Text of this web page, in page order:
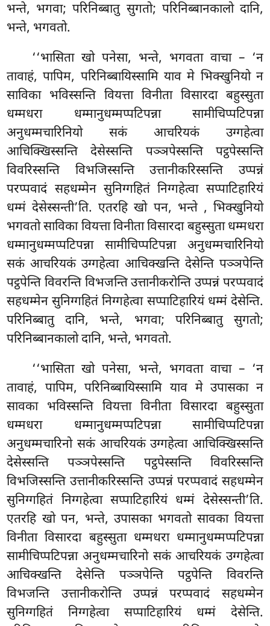
भन्ते, भगवा; परिनिब्बातु सुगतो; परिनिब्बानकालो दानि,
भन्ते, भगवतो.
‘‘भासिता खो पनेसा, भन्ते, भगवता वाचा – ‘न
तावाहं, पापिम, परिनिब्बायिस्सामि याव मे भिक्खुनियो न
साविका भविस्सन्ति वियत्ता विनीता विसारदा बहुस्सुता
धम्मधरा धम्मानुधम्मप्पटिपन्ना सामीचिप्पटिपन्ना
अनुधम्मचारिनियो सकं आचरियकं उग्गहेत्वा
आचिक्खिस्सन्ति देसेस्सन्ति पञ्ञपेस्सन्ति पट्ठपेस्सन्ति
विवरिस्सन्ति विभजिस्सन्ति उत्तानीकरिस्सन्ति उप्पन्नं
परप्पवादं सहधम्मेन सुनिग्गहितं निग्गहेत्वा सप्पाटिहारियं
धम्मं देसेस्सन्ती’ति. एतरहि खो पन, भन्ते , भिक्खुनियो
भगवतो साविका वियत्ता विनीता विसारदा बहुस्सुता धम्मधरा
धम्मानुधम्मप्पटिपन्ना सामीचिप्पटिपन्ना अनुधम्मचारिनियो
सकं आचरियकं उग्गहेत्वा आचिक्खन्ति देसेन्ति पञ्ञपेन्ति
पट्ठपेन्ति विवरन्ति विभजन्ति उत्तानीकरोन्तिउप्पन्नं परप्पवादं
सहधम्मेन सुनिग्गहितं निग्गहेत्वा सप्पाटिहारियं धम्मं देसेन्ति.
परिनिब्बातु दानि, भन्ते, भगवा; परिनिब्बातु सुगतो;
परिनिब्बानकालो दानि, भन्ते, भगवतो.
‘‘भासिता खो पनेसा, भन्ते, भगवता वाचा – ‘न
तावाहं, पापिम, परिनिब्बायिस्सामि याव मे उपासका न
सावका भविस्सन्ति वियत्ता विनीता विसारदा बहुस्सुता
धम्मधरा धम्मानुधम्मप्पटिपन्ना सामीचिप्पटिपन्ना
अनुधम्मचारिनो सकं आचरियकं उग्गहेत्वा आचिक्खिस्सन्ति
देसेस्सन्ति पञ्ञपेस्सन्ति पट्ठपेस्सन्ति विवरिस्सन्ति
विभजिस्सन्ति उत्तानीकरिस्सन्ति उप्पन्नं परप्पवादं सहधम्मेन
सुनिग्गहितं निग्गहेत्वा सप्पाटिहारियं धम्मं देसेस्सन्ती’ति.
एतरहि खो पन, भन्ते, उपासका भगवतो सावका वियत्ता
विनीता विसारदा बहुस्सुता धम्मधरा धम्मानुधम्मप्पटिपन्ना
सामीचिप्पटिपन्ना अनुधम्मचारिनो सकं आचरियकं उग्गहेत्वा
आचिक्खन्ति देसेन्ति पञ्ञपेन्ति पट्ठपेन्ति विवरन्ति
विभजन्ति उत्तानीकरोन्ति उप्पन्नं परप्पवादं सहधम्मेन
सुनिग्गहितं निग्गहेत्वा सप्पाटिहारियं धम्मं देसेन्ति.